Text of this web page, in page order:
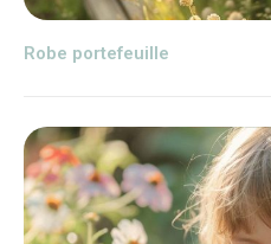
Robe portefeuille